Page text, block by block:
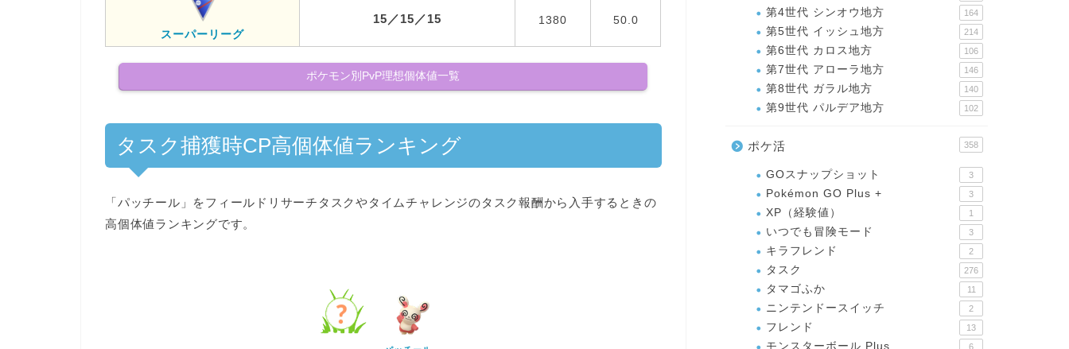
スーパーリーグ
15／15／15 1380 50.0
ポケモン別PvP理想個体値一覧
タスク捕獲時CP高個体値ランキング
「パッチール」をフィールドリサーチタスクやタイムチャレンジのタスク報酬から入手するとき の
高個体値ランキングです。
第4世代 シンオウ地方 164
第5世代 イッシュ地方 214
第6世代 カロス地方 106
第7世代 アローラ地方 146
第8世代 ガラル地方 140
第9世代 パルデア地方 102
ポケ活 358
GOスナップショット 3
Pokémon GO Plus + 3
XP（経験値） 1
いつでも冒険モード 3
キラフレンド 2
タスク 276
タマゴふか 11
ニンテンドースイッチ 2
フレンド 13
モンスターボール Plus 6